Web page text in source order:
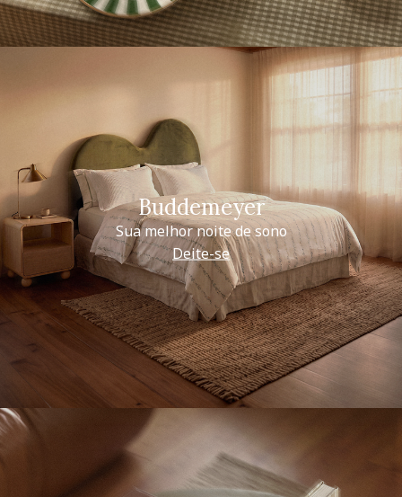
Buddemeyer
Sua melhor noite de sono
Deite-se